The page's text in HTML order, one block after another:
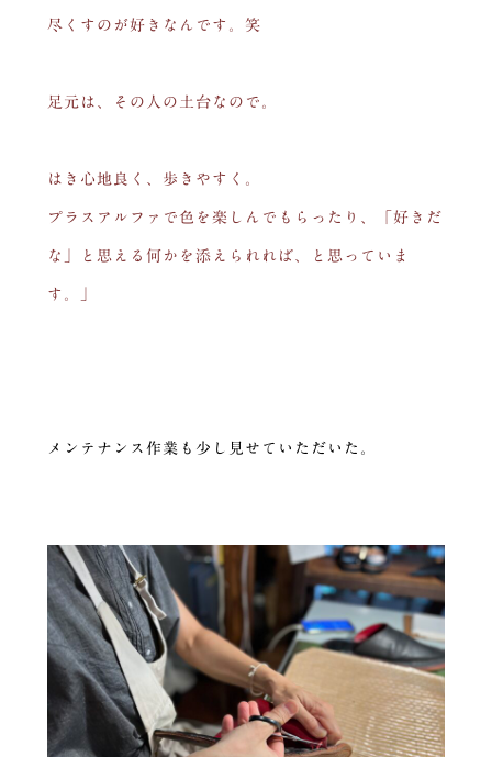
尽くすのが好きなんです。笑
足元は、その人の土台なので。
はき心地良く、歩きやすく。
プラスアルファで色を楽しんでもらったり、「好きだ
な」と思える何かを添えられれば、と思っていま
す。」
メンテナンス作業も少し見せていただいた。